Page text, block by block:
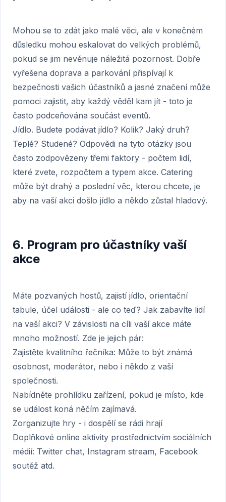
Mohou se to zdát jako malé věci, ale v konečném
důsledku mohou eskalovat do velkých problémů,
pokud se jim nevěnuje náležitá pozornost. Dobře
vyřešena doprava a parkování přispívají k
bezpečnosti vašich účastníků a jasné značení může
pomoci zajistit, aby každý věděl kam jít - toto je
často podceňována součást eventů.
Jídlo. Budete podávat jídlo? Kolik? Jaký druh?
Teplé? Studené? Odpovědi na tyto otázky jsou
často zodpovězeny třemi faktory - počtem lidí,
které zvete, rozpočtem a typem akce. Catering
může být drahý a poslední věc, kterou chcete, je
aby na vaší akci došlo jídlo a někdo zůstal hladový.
6. Program pro účastníky vaší
akce
Máte pozvaných hostů, zajistí jídlo, orientační
tabule, účel události - ale co teď? Jak zabavíte lidí
na vaší akci? V závislosti na cíli vaší akce máte
mnoho možností. Zde je jejich pár:
Zajistěte kvalitního řečníka: Může to být známá
osobnost, moderátor, nebo i někdo z vaší
společnosti.
Nabídněte prohlídku zařízení, pokud je místo, kde
se událost koná něčím zajímavá.
Zorganizujte hry - i dospělí se rádi hrají
Doplňkové online aktivity prostřednictvím sociálních
médií: Twitter chat, Instagram stream, Facebook
soutěž atd.